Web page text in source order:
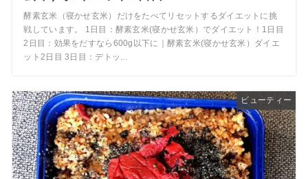
酵素玄米（寝かせ玄米）だけをたべてリセットするダイエットに挑
戦しています。 1日目：酵素玄米(寝かせ玄米）でダイエット！1日目
2日目：効果をだすなら600g以下に｜酵素玄米(寝かせ玄米）ダイエ
ット2日目 3日目：デトッ...
ビューティー